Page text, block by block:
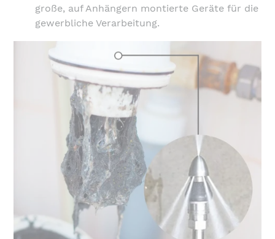
große, auf Anhängern montierte Geräte für die
gewerbliche Verarbeitung.